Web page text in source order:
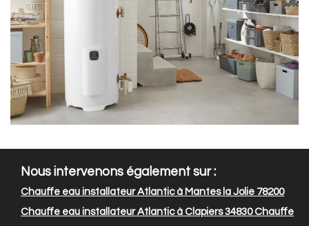
Nous intervenons également sur :
Chauffe eau installateur Atlantic à Mantes la Jolie 78200
Chauffe eau installateur Atlantic à Clapiers 34830Chauffe